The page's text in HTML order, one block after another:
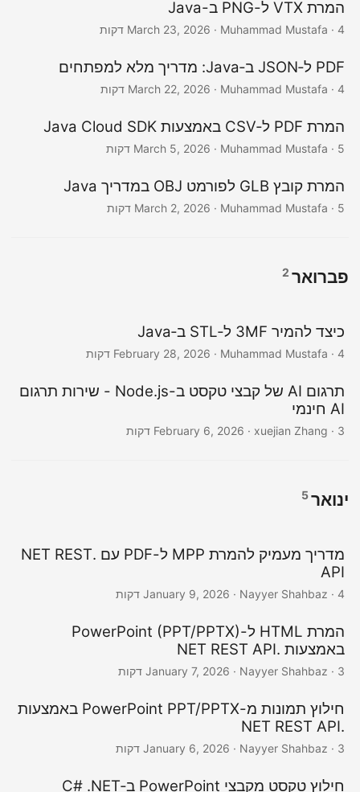
המרת VTX ל-PNG ב-Java
March 23, 2026 · Muhammad Mustafa · 4 דקות
PDF ל‑JSON ב‑Java: מדריך מלא למפתחים
March 22, 2026 · Muhammad Mustafa · 4 דקות
המרת PDF ל‑CSV באמצעות Java Cloud SDK
March 5, 2026 · Muhammad Mustafa · 5 דקות
המרת קובץ GLB לפורמט OBJ במדריך Java
March 2, 2026 · Muhammad Mustafa · 5 דקות
פברואר2
כיצד להמיר 3MF ל‑STL ב‑Java
February 28, 2026 · Muhammad Mustafa · 4 דקות
תרגום AI של קבצי טקסט ב-Node.js - שירות תרגום
AI חינמי
February 6, 2026 · xuejian Zhang · 3 דקות
ינואר5
מדריך מעמיק להמרת MPP ל-PDF עם .NET REST
API
January 9, 2026 · Nayyer Shahbaz · 4 דקות
המרת HTML ל-PowerPoint (PPT/PPTX)
באמצעות .NET REST API
January 7, 2026 · Nayyer Shahbaz · 3 דקות
חילוץ תמונות מ-PowerPoint PPT/PPTX באמצעות
January 6, 2026 · Nayyer Shahbaz · 3 דקות
חילוץ טקסט מקבצי PowerPoint ב‑C# .NET